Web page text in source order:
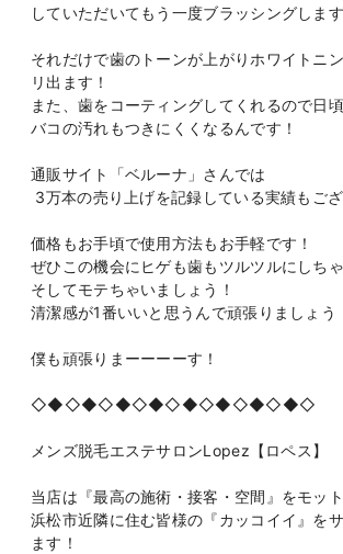
していただいてもう一度ブラッシングします
それだけで歯のトーンが上がりホワイトニ
リ出ます！
また、歯をコーティングしてくれるので日
バコの汚れもつきにくくなるんです！
通販サイト「ベルーナ」さんでは
3万本の売り上げを記録している実績もござ
価格もお手頃で使用方法もお手軽です！
ぜひこの機会にヒゲも歯もツルツルにしち
そしてモテちゃいましょう！
清潔感が1番いいと思うんで頑張りましょう
僕も頑張りまーーーーす！
◇◆◇◆◇◆◇◆◇◆◇◆◇◆◇◆◇
メンズ脱毛エステサロンLopez【ロペス】
当店は『最高の施術・接客・空間』をモッ
浜松市近隣に住む皆様の『カッコイイ』を
ます！